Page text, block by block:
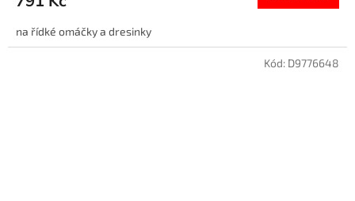
na řídké omáčky a dresinky
Kód: D9776648